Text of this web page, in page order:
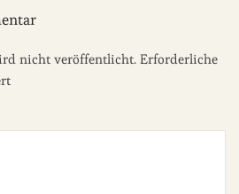
nicht veröffentlicht. Erforderliche